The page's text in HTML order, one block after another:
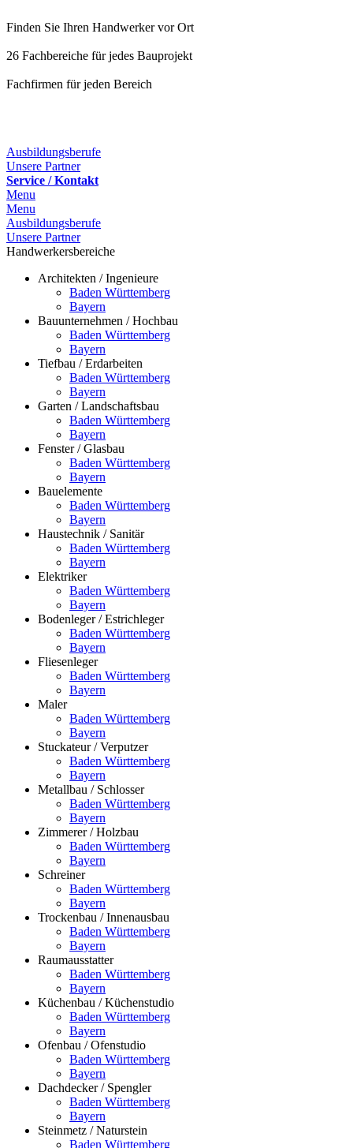
Finden Sie Ihren Handwerker vor Ort
26 Fachbereiche für jedes Bauprojekt
Fachfirmen für jeden Bereich
Ausbildungsberufe
Unsere Partner
Service / Kontakt
Menu
Menu
Ausbildungsberufe
Unsere Partner
Handwerkersbereiche
Architekten / Ingenieure
Baden Württemberg
Bayern
Bauunternehmen / Hochbau
Baden Württemberg
Bayern
Tiefbau / Erdarbeiten
Baden Württemberg
Bayern
Garten / Landschaftsbau
Baden Württemberg
Bayern
Fenster / Glasbau
Baden Württemberg
Bayern
Bauelemente
Baden Württemberg
Bayern
Haustechnik / Sanitär
Baden Württemberg
Bayern
Elektriker
Baden Württemberg
Bayern
Bodenleger / Estrichleger
Baden Württemberg
Bayern
Fliesenleger
Baden Württemberg
Bayern
Maler
Baden Württemberg
Bayern
Stuckateur / Verputzer
Baden Württemberg
Bayern
Metallbau / Schlosser
Baden Württemberg
Bayern
Zimmerer / Holzbau
Baden Württemberg
Bayern
Schreiner
Baden Württemberg
Bayern
Trockenbau / Innenausbau
Baden Württemberg
Bayern
Raumausstatter
Baden Württemberg
Bayern
Küchenbau / Küchenstudio
Baden Württemberg
Bayern
Ofenbau / Ofenstudio
Baden Württemberg
Bayern
Dachdecker / Spengler
Baden Württemberg
Bayern
Steinmetz / Naturstein
Baden Württemberg